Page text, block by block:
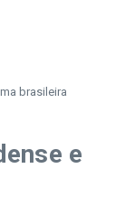
brasileira
e